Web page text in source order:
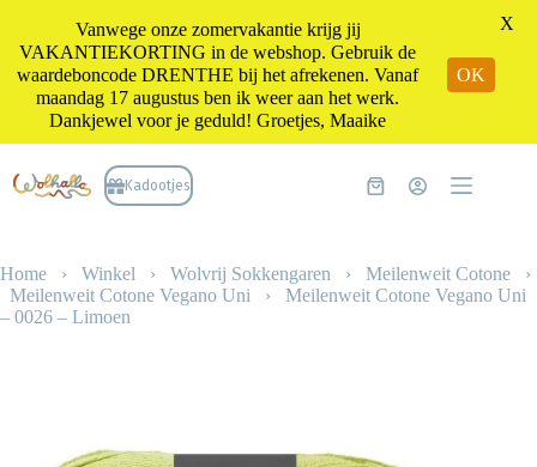
naar
de
Kadootjes Winkelwagen
Home › Winkel › Wolvrij Sokkengaren › Meilenweit Cotone ›
Meilenweit Cotone Vegano Uni › Meilenweit Cotone Vegano Uni
– 0026 – Limoen
Vanwege onze zomervakantie krijg jij
VAKANTIEKORTING in de webshop. Gebruik de
waardeboncode DRENTHE bij het afrekenen. Vanaf
maandag 17 augustus ben ik weer aan het werk.
Dankjewel voor je geduld! Groetjes, Maaike
OK
X